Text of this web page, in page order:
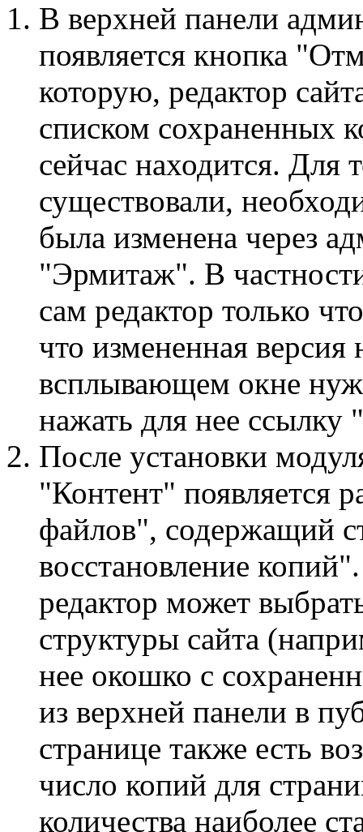
В верхней панели
появляется кнопка
которую, редактор
списком сохраненных
сейчас находится. Для
существовали,
была изменена через
"Эрмитаж". В
сам редактор только
что измененная версия
всплывающем окне
нажать для нее ссылку
После установки
"Контент" появляется
файлов", содержащий
восстановление
редактор может
структуры сайта
нее окошко с
из верхней панели в
странице также есть
число копий для
количества наиболее